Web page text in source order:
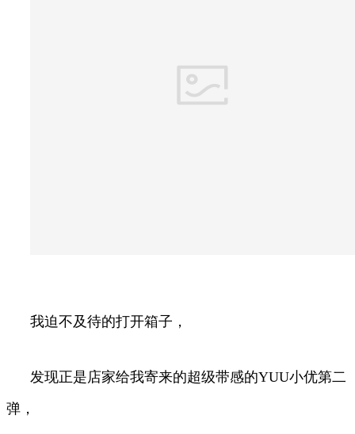
我迫不及待的打开箱子，
发现正是店家给我寄来的超级带感的YUU小优第二
弹，